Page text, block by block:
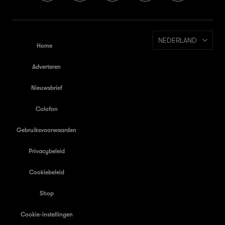
Home
Adverteren
Nieuwsbrief
Colofon
Gebruiksvoorwaarden
Privacybeleid
Cookiebeleid
Shop
Cookie-instellingen
NEDERLAND